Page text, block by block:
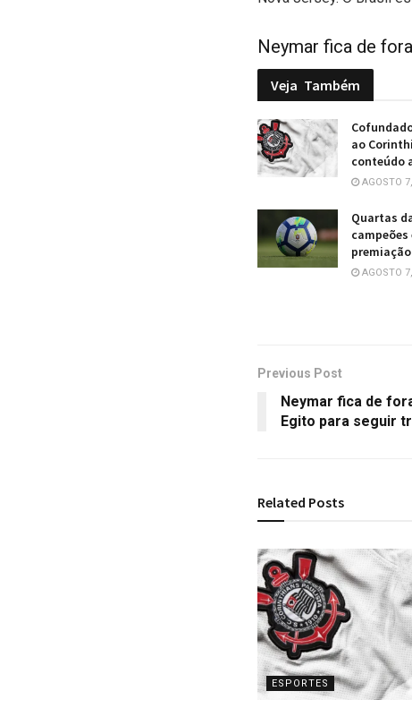
Neymar fica de
Veja Também
ao
conteúdo
AGOSTO
Quartas
AGOSTO
Previous Post
Neymar fica de
Egito para seguir
Related Posts
ESPORTES